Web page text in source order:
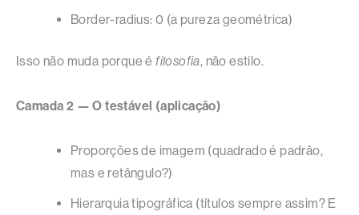
Border-radius: 0 (a pureza geométrica)
Isso não muda porque é filosofia, não estilo.
Camada 2 — O testável (aplicação)
Proporções de imagem (quadrado é padrão,
mas e retângulo?)
Hierarquia tipográfica (títulos sempre assim? E